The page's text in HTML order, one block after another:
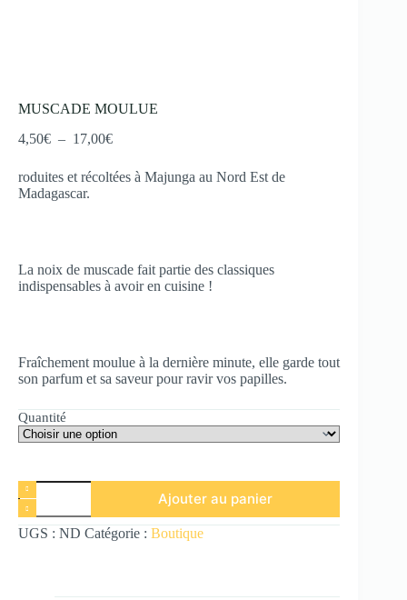
MUSCADE MOULUE
4,50€ – 17,00€
roduites et récoltées à Majunga au Nord Est de
Madagascar.
La noix de muscade fait partie des classiques
indispensables à avoir en cuisine !
Fraîchement moulue à la dernière minute, elle garde tout
son parfum et sa saveur pour ravir vos papilles.
Quantité
Ajouter au panier
UGS : ND Catégorie : Boutique